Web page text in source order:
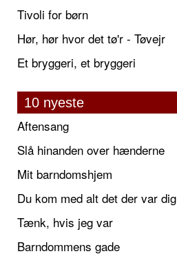
Tivoli for børn
Hør, hør hvor det tø'r - Tøvejr
Et bryggeri, et bryggeri
10 nyeste
Aftensang
Slå hinanden over hænderne
Mit barndomshjem
Du kom med alt det der var dig
Tænk, hvis jeg var
Barndommens gade